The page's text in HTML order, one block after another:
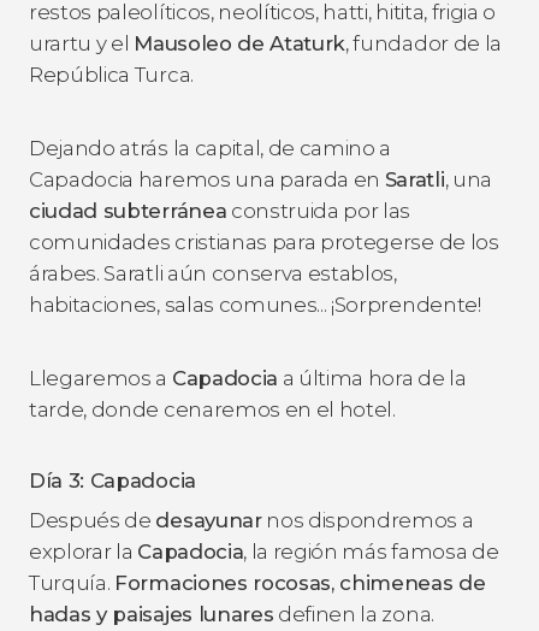
restos paleolíticos, neolíticos, hatti, hitita, frigia o
urartu y el Mausoleo de Ataturk, fundador de la
República Turca.
Dejando atrás la capital, de camino a
Capadocia haremos una parada en Saratli, una
ciudad subterránea construida por las
comunidades cristianas para protegerse de los
árabes. Saratli aún conserva establos,
habitaciones, salas comunes... ¡Sorprendente!
Llegaremos a Capadocia a última hora de la
tarde, donde cenaremos en el hotel.
Día 3: Capadocia
Después de desayunarnos dispondremos a
explorar la Capadocia, la región más famosa de
Turquía. Formaciones rocosas, chimeneas de
hadas y paisajes lunares definen la zona.